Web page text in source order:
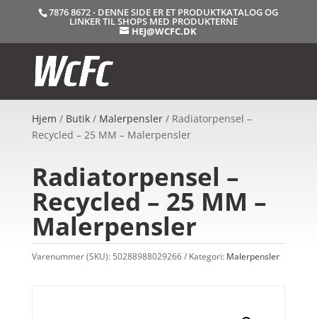
7876 8672 - DENNE SIDE ER ET PRODUKTKATALOG OG
LINKER TIL SHOPS MED PRODUKTERNE
HEJ@WCFC.DK
Hjem / Butik/ Malerpensler/ Radiatorpensel –
Recycled – 25 MM – Malerpensler
Radiatorpensel –
Recycled – 25 MM –
Malerpensler
Varenummer (SKU): 50288988029266 Kategori: Malerpensler